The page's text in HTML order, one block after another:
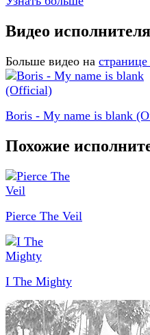
Видео исполнителя
Больше видео на
Boris - My name is blank
Похожие
Pierce The Veil
I The Mighty